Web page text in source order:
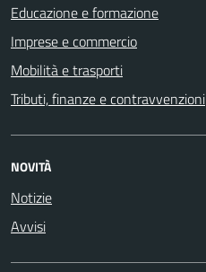
Educazione e formazione
Imprese e commercio
Mobilità e trasporti
Tributi, finanze e contravvenzioni
NOVITÀ
Notizie
Avvisi